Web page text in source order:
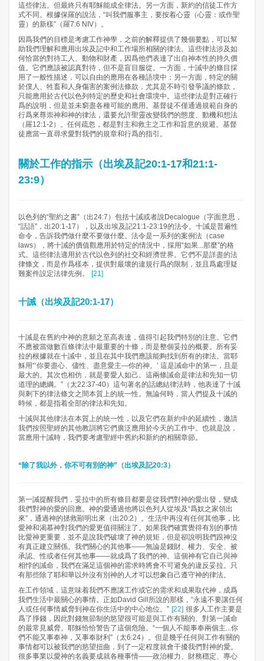
這些律法。但最終只有耶穌能成全律法。另一方面，新約的信徒工作方
式不同。根據保羅的說法，“叫我們服事主，要按着心靈（心靈：或作聖
靈）的新樣”（羅7:6 NIV）。
因爲我們的目標是考慮工作神學，之前的解釋提供了幾個要點，可以幫
助我們理解和應用出埃及記中和工作場所相關的律法。這些律法涉及如
何恰當的對待工人、動物和財產，因爲他們表達了出自神本性的持久價
值。它們應該被認真對待，但不是盲目服從。一方面，十誡中的條目採
用了一般性描述，可以自由的應用在各種語境中；另一方面，特定的關
於僕人、牲畜和人身傷害的案例法條款，尤其是不時引發爭議的條款，
只能應用於古代以色列特定的歷史和社會環境中。這些律法是對正確行
爲的說明，但是並未窮盡各種可能的應用。基督徒不僅通過規範自身的
行爲來尊崇神和神的律法，還要允許聖靈改變我們的態度、動機和想法
（羅12:1-2）。任何疏忽，都是對主和救主之工作和旨意的規避。基督
徒應當一直尋求愛對我們的規章和行爲的指引。
關於工作的指示（出埃及記20:1-17和21:1-
23:9）
以色列的“聖約之書”（出24:7）包括十誡或者說Decalogue（字面意思，
“話語”，出20:1-17），以及出埃及記21:1-23:19的法令。十誡是普遍性
命令，告訴我們做什麼不要做什麼。法令是一系列的案例法（case
laws），將十誡的價值觀應用於特定的情況中，採用“如果...那麼”的格
式。這些律法適用於古代以色列的社交和經濟世界。它們不是詳盡的法
律條文，而是作爲樣本，提供對最壞的違規行爲的限制，並且爲處理疑
難案件設定法律先例。
[21]
十誡（出埃及記20:1-17）
十誡是在舊約中神的意願之至高表達，值得引起我們特別的注意。它們
不應被當做數百條律法中最重要的十條，而是整個妥拉的概要。所有妥
拉的根據就在十誡中，並且在其中我們應該能夠找到所有的律法。當耶
穌用“‘你要盡心、儘性、盡意愛主―你的神。’ 這是誡命中的第一，且是
最大的。其次也相仿，就是要愛人如己。這兩條誡命是律法和先知一切
道理的總綱。”（太22:37-40）這句著名的話總結律法時，他表達了十誡
與剩下的律法條文之間本質上的統一性。無論何時，當人們提及十誡的
時候，都是指着全部的律法和先知。
十誡與其他律法在本質上的統一性，以及它們在新約中的延續性，邀請
我們按照聖經的其他教訓將它們廣泛應用於今天的工作中。也就是說，
當應用十誡時，我們要考慮聖經中舊約和新約的相關章節。
“除了我以外，你不可有別的神”（出埃及記20:3）
第一誡提醒我們，妥拉中的所有條目都要是從我們對神的愛出發，變成
我們對神的愛的回應。神的愛通過他將以色列人從埃及“爲奴之家領出
來”，通過神的拯救顯明出來（出20:2）。生活中再沒有任何其他事，比
愛神和渴慕神對我們的愛更值得關注了。如果我們確實覺得有別的事情
比愛神更重要，並不是說我們破壞了神的規矩，但是卻說明我們跟神沒
有真正建立關係。我們關心的其他事——無論是錢財、權力、安全、被
承認、性或者任何其他事——就成爲了我們的神。這個神有它自己與神
相悖的誡命，我們在滿足這個神的需求時將會不可避免的違反妥拉。只
有那些除了耶和華以外沒有別神的人才可以想象自己遵守神的律法。
在工作領域，這意味着我們不應讓工作或它的需求和成果取代神，成爲
我們生活中最關心的事情。正如David Gill所說的那樣，“永遠不要讓任何
人或任何事情威脅到神在你生活中的中心地位。” [22] 很多人工作主要是
爲了掙錢，因此對錢無節制的慾望很可能是與工作有關的、對第一誡命
的最常見威脅。耶穌恰恰警告了這個危險。“一個人不能事奉兩個主...你
們不能又事奉神，又事奉財利”（太6:24）。但是幾乎任何與工作有關的
事情都可以被我們的慾望扭曲，到了一定程度就會干擾我們對神的愛。
很多事業以愛神的名義要成就各種事情——政治權力、財務穩定、專心